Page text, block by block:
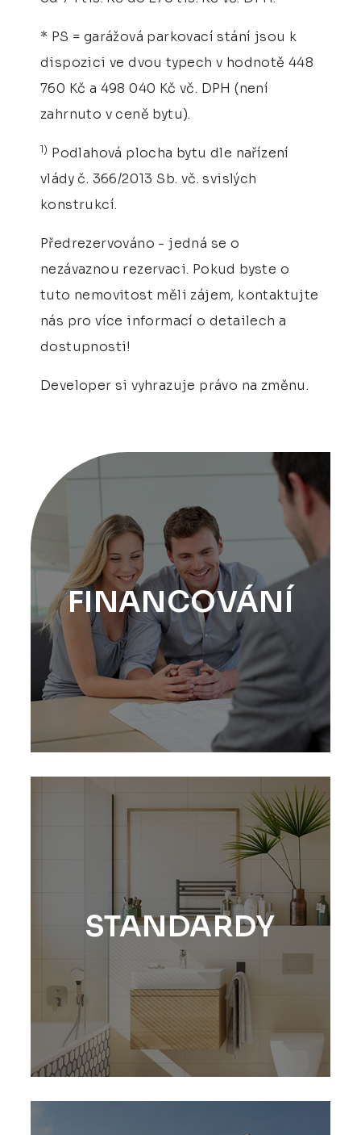
* PS = garážová parkovací stání jsou k
dispozici ve dvou typech v hodnotě 448
760 Kč a 498 040 Kč vč. DPH (není
zahrnuto v ceně bytu).
1) Podlahová plocha bytu dle nařízení
vlády č. 366/2013 Sb. vč. svislých
konstrukcí.
Předrezervováno - jedná se o
nezávaznou rezervaci. Pokud byste o
tuto nemovitost měli zájem, kontaktujte
nás pro více informací o detailech a
dostupnosti!
Developer si vyhrazuje právo na změnu.
FINANCOVÁNÍ
STANDARDY